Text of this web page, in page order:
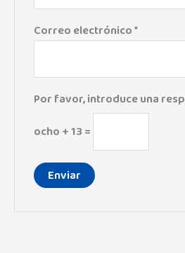
Correo electrónico*
Por favor, introduce una
ocho + 13 =